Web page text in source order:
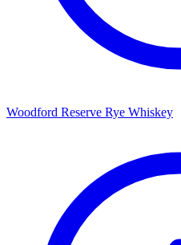
Woodford Reserve Rye Whiskey